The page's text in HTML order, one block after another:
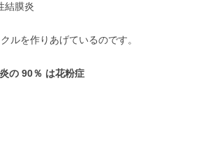
結膜炎
ルを作りあげているのです。
の 90％ は花粉症